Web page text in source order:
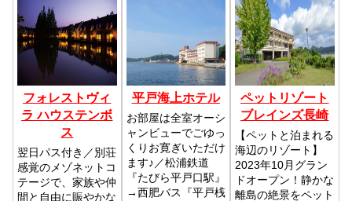
フォレストヴィ
ラ ハウステンボ
ス
翌日パス付き／別荘
感覚のメゾネットコ
テージで、家族や仲
間と自由に賑やかな
平戸海上ホテル
お部屋は全室オーシ
ャンビューでごゆっ
くりお寛ぎいただけ
ます♪／松浦鉄道
『たびら平戸口駅』
→西肥バス『平戸桟
ペットリゾート
ブレインズ長崎
【ペットと泊まれる
海辺のリゾート】
2023年10月グラン
ドオープン！静かな
離島の絶景をペット